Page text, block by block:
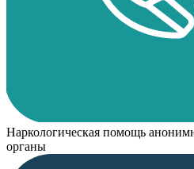
Наркологическая помощь
органы